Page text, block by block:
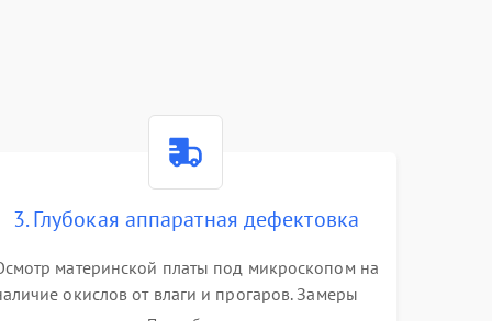
3000 ₽ Подробнее →
3. Глубокая аппаратная дефектовка
материнской платы под микроскопом на
окислов от влаги и прогаров. Замеры